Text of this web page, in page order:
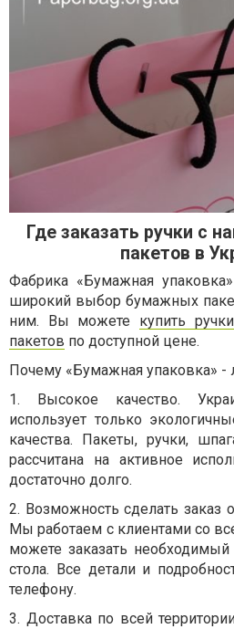
Где заказать ручки с
пакетов в
Фабрика «Бумажная
широкий выбор бумажных
ним. Вы можете купить
пакетов по доступной цене.
Почему «Бумажная упаковка» -
1. Высокое качество.
использует только
качества. Пакеты, ручки,
рассчитана на активное
достаточно долго.
2. Возможность сделать заказ
Мы работаем с клиентами со
можете заказать необходимый
стола. Все детали и
телефону.
3. Доставка по всей